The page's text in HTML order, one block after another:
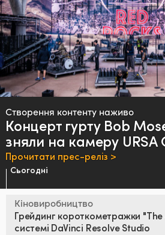
Створення контенту наживо
Концерт гурту Bob
зняли на камеру URSA
Прочитати прес-реліз >
Сьогодні
Кіновиробництво
Грейдинг короткометражки
системі DaVinci Resolve Studio